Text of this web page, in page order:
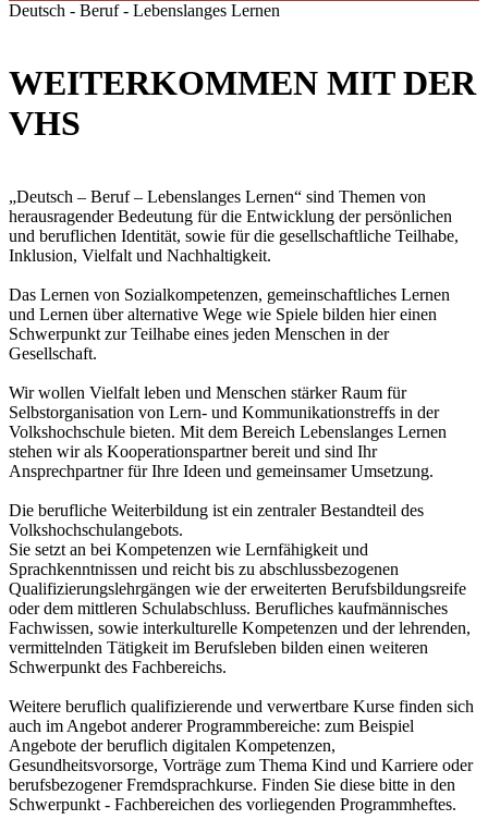
Deutsch - Beruf - Lebenslanges Lernen
WEITERKOMMEN MIT DER
VHS
„Deutsch – Beruf – Lebenslanges Lernen“ sind Themen von
herausragender Bedeutung für die Entwicklung der persönlichen
und beruflichen Identität, sowie für die gesellschaftliche Teilhabe,
Inklusion, Vielfalt und Nachhaltigkeit.
Das Lernen von Sozialkompetenzen, gemeinschaftliches Lernen
und Lernen über alternative Wege wie Spiele bilden hier einen
Schwerpunkt zur Teilhabe eines jeden Menschen in der
Gesellschaft.
Wir wollen Vielfalt leben und Menschen stärker Raum für
Selbstorganisation von Lern- und Kommunikationstreffs in der
Volkshochschule bieten. Mit dem Bereich Lebenslanges Lernen
stehen wir als Kooperationspartner bereit und sind Ihr
Ansprechpartner für Ihre Ideen und gemeinsamer Umsetzung.
Die berufliche Weiterbildung ist ein zentraler Bestandteil des
Volkshochschulangebots.
Sie setzt an bei Kompetenzen wie Lernfähigkeit und
Sprachkenntnissen und reicht bis zu abschlussbezogenen
Qualifizierungslehrgängen wie der erweiterten Berufsbildungsreife
oder dem mittleren Schulabschluss. Berufliches kaufmännisches
Fachwissen, sowie interkulturelle Kompetenzen und der lehrenden,
vermittelnden Tätigkeit im Berufsleben bilden einen weiteren
Schwerpunkt des Fachbereichs.
Weitere beruflich qualifizierende und verwertbare Kurse finden sich
auch im Angebot anderer Programmbereiche: zum Beispiel
Angebote der beruflich digitalen Kompetenzen,
Gesundheitsvorsorge, Vorträge zum Thema Kind und Karriere oder
berufsbezogener Fremdsprachkurse. Finden Sie diese bitte in den
Schwerpunkt - Fachbereichen des vorliegenden Programmheftes.